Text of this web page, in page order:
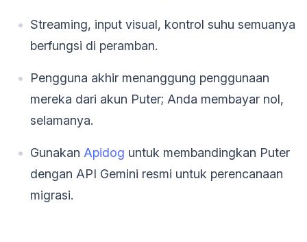
Streaming, input visual, kontrol suhu semuanya
berfungsi di peramban.
Pengguna akhir menanggung penggunaan
mereka dari akun Puter; Anda membayar nol,
selamanya.
Gunakan Apidog untuk membandingkan Puter
dengan API Gemini resmi untuk perencanaan
migrasi.